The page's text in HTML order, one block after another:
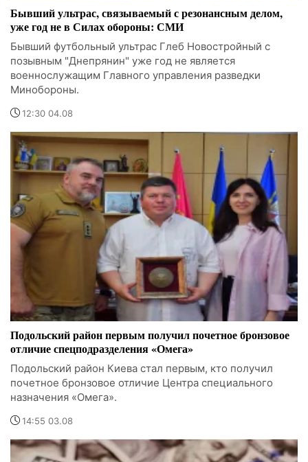
Бывший ультрас, связываемый с резонансным делом,
уже год не в Силах обороны: СМИ
Бывший футбольный ультрас Глеб Новостройный с
позывным "Днепрянин" уже год не является
военнослужащим Главного управления разведки
Минобороны.
12:30 04.08
Подольский район первым получил почетное бронзовое
отличие спецподразделения «Омега»
Подольский район Киева стал первым, кто получил
почетное бронзовое отличие Центра специального
назначения «Омега».
14:55 03.08